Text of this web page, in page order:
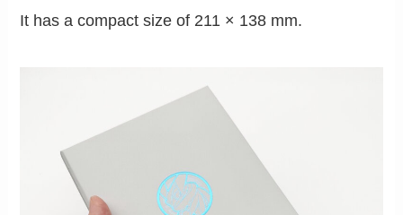
It has a compact size of 211 × 138 mm.